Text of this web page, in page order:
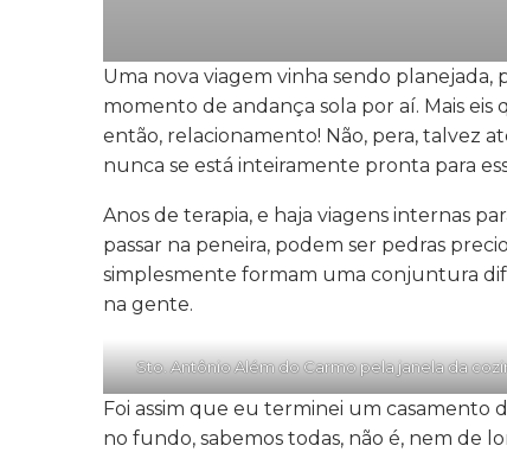
Uma nova viagem vinha sendo planejada,
momento de andança sola por aí. Mais
então, relacionamento! Não, pera, talvez
nunca se está inteiramente pronta para
Anos de terapia, e haja viagens internas
passar na peneira, podem ser pedras
simplesmente formam uma conjuntura
na gente.
Sto. Antônio Além do Carmo pela janela da
Foi assim que eu terminei um casamento
no fundo, sabemos todas, não é, nem de